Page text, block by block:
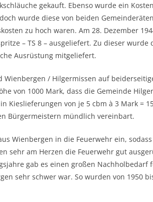
gekauft. Ebenso wurde ein
wurde diese von beiden
zu hoch waren. Am 28. Dezember
– TS 8 – ausgeliefert. Zu dieser wurde
Ausrüstung mitgeliefert.
Wienbergen / Hilgermissen auf
von 1000 Mark, dass die Gemeinde
Kieslieferungen von je 5 cbm à 3 Mark =
Bürgermeistern mündlich vereinbart.
Wienbergen in die Feuerwehr ein,
sehr am Herzen die Feuerwehr gut
gab es einen großen Nachholbedarf
sehr schwer war. So wurden von 1950